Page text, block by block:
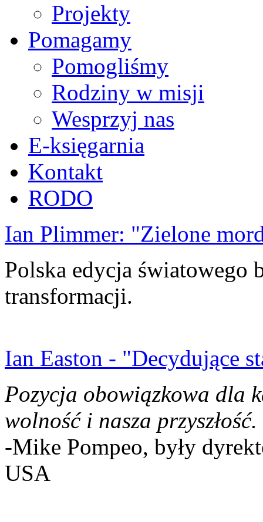
Projekty
Pomagamy
Pomogliśmy
Rodziny w misji
Wesprzyj nas
E-księgarnia
Kontakt
RODO
Ian Plimmer: "Zielone
Polska edycja światowego
transformacji.
Ian Easton - "Decydujące
Pozycja obowiązkowa dla
wolność i nasza przyszłość.
-Mike Pompeo, były
USA